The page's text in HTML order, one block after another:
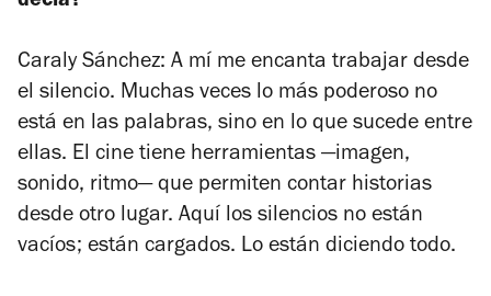
Caraly Sánchez: A mí me encanta trabajar desde
el silencio. Muchas veces lo más poderoso no
está en las palabras, sino en lo que sucede entre
ellas. El cine tiene herramientas —imagen,
sonido, ritmo— que permiten contar historias
desde otro lugar. Aquí los silencios no están
vacíos; están cargados. Lo están diciendo todo.